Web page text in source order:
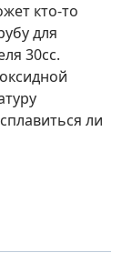
кто-то
для
30сс.
ли